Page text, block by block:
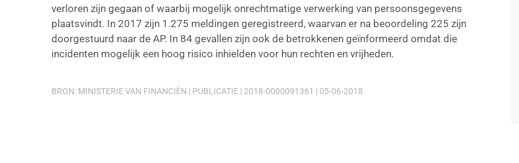
verloren zijn gegaan of waarbij mogelijk onrechtmatige verwerking van persoonsgegevens
plaatsvindt. In 2017 zijn 1.275 meldingen geregistreerd, waarvan er na beoordeling 225 zijn
doorgestuurd naar de AP. In 84 gevallen zijn ook de betrokkenen geïnformeerd omdat die
incidenten mogelijk een hoog risico inhielden voor hun rechten en vrijheden.
BRON: MINISTERIE VAN FINANCIËN | PUBLICATIE | 2018-0000091361 | 05-06-2018